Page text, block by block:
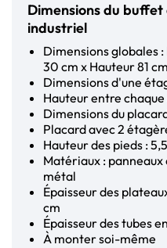
Dimensions du buffet
industriel
Dimensions globales
30 cm x Hauteur 81 cm
Dimensions d'une
Hauteur entre
Dimensions du
Placard avec 2
Hauteur des pieds :
Matériaux :
métal
Épaisseur des
cm
Épaisseur des tubes
À monter soi-même